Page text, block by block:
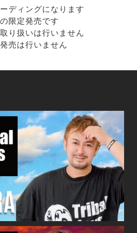
ディングになります
限定発売です
り扱いは行いません
売は行いません